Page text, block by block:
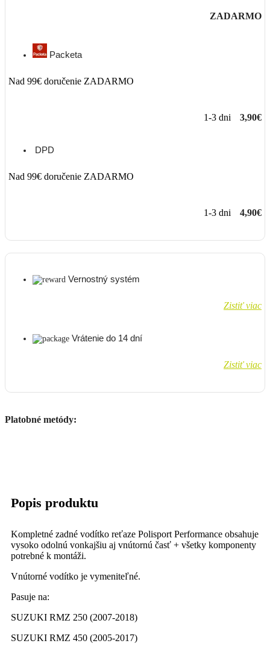
ZADARMO
Packeta
Nad 99€ doručenie ZADARMO
1-3 dni 3,90€
DPD
Nad 99€ doručenie ZADARMO
1-3 dni 4,90€
Vernostný systém
Zistiť viac
Vrátenie do 14 dní
Zistiť viac
Platobné metódy:
Popis produktu
Kompletné zadné vodítko reťaze Polisport Performance obsahuje
vysoko odolnú vonkajšiu aj vnútornú časť + všetky komponenty
potrebné k montáži.
Vnútorné vodítko je vymeniteľné.
Pasuje na:
SUZUKI RMZ 250 (2007-2018)
SUZUKI RMZ 450 (2005-2017)